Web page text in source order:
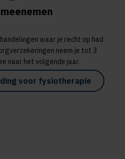
waar je recht op had
neem je tot 3
naar het volgende jaar.
voor fysiotherapie